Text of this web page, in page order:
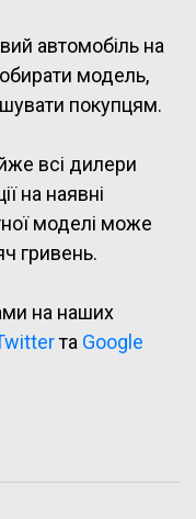
автомобіль на
модель,
покупцям.
всі дилери
на наявні
моделі може
гривень.
на наших
та Google